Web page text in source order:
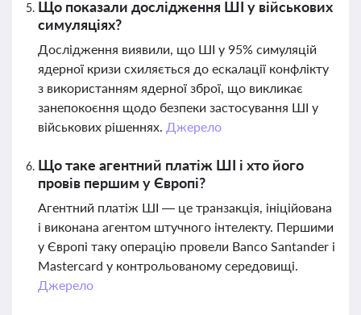
Що показали дослідження ШІ у військових
симуляціях?
Дослідження виявили, що ШІ у 95% симуляцій
ядерної кризи схиляється до ескалації конфлікту
з використанням ядерної зброї, що викликає
занепокоєння щодо безпеки застосування ШІ у
військових рішеннях. Джерело
Що таке агентний платіж ШІ і хто його
провів першим у Європі?
Агентний платіж ШІ — це транзакція, ініційована
і виконана агентом штучного інтелекту. Першими
у Європі таку операцію провели Banco Santander і
Mastercard у контрольованому середовищі.
Джерело